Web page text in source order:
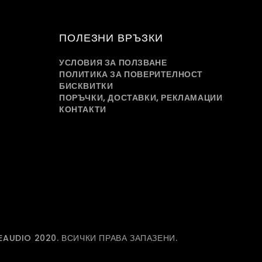
ПОЛЕЗНИ ВРЪЗКИ
УСЛОВИЯ ЗА ПОЛЗВАНЕ
ПОЛИТИКА ЗА ПОВЕРИТЕЛНОСТ
БИСКВИТКИ
ПОРЪЧКИ, ДОСТАВКИ, РЕКЛАМАЦИИ
КОНТАКТИ
2020. ВСИЧКИ ПРАВА ЗАПАЗЕНИ.